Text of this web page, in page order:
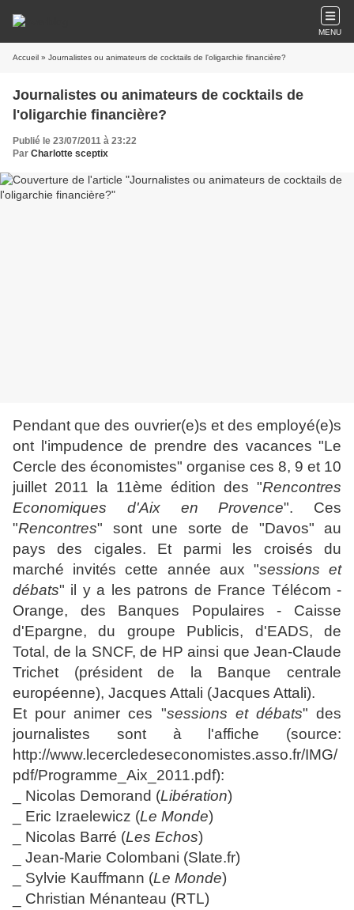
MENU
Accueil » Journalistes ou animateurs de cocktails de l'oligarchie financière?
Journalistes ou animateurs de cocktails de
l'oligarchie financière?
Publié le 23/07/2011 à 23:22
Par Charlotte sceptix
Pendant que des ouvrier(e)s et des employé(e)s
ont l'impudence de prendre des vacances "Le
Cercle des économistes" organise ces 8, 9 et 10
juillet 2011 la 11ème édition des "Rencontres
Economiques d'Aix en Provence". Ces
"Rencontres" sont une sorte de "Davos" au
pays des cigales. Et parmi les croisés du
marché invités cette année aux "sessions et
débats" il y a les patrons de France Télécom -
Orange, des Banques Populaires - Caisse
d'Epargne, du groupe Publicis, d'EADS, de
Total, de la SNCF, de HP ainsi que Jean-Claude
Trichet (président de la Banque centrale
européenne), Jacques Attali (Jacques Attali).
Et pour animer ces "sessions et débats" des
journalistes sont à l'affiche (source:
http://www.lecercledeseconomistes.asso.fr/IMG/
pdf/Programme_Aix_2011.pdf):
_ Nicolas Demorand (Libération)
_ Eric Izraelewicz (Le Monde)
_ Nicolas Barré (Les Echos)
_ Jean-Marie Colombani (Slate.fr)
_ Sylvie Kauffmann (Le Monde)
_ Christian Ménanteau (RTL)